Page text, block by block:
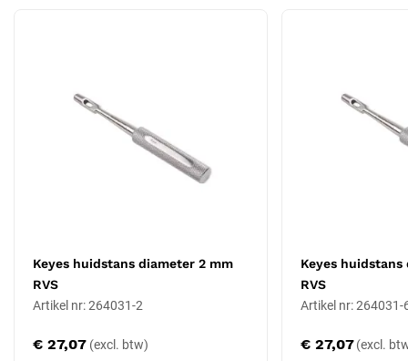
2 mm,3 mm
) geeft een klein biopt dat vaak zonder hechting
geneest; een grotere stans (
) levert meer weefsel maar
vraagt doorgaans een hechting. Deze uitvoering is 7 mm.
Toepassingen in dermatologie
verdoving; de wond wordt afhankelijk van de diameter al dan niet
gehecht.
Vervaardigd uit roestvrijstaal volgens ISO 7153-1:2016 en EN
Keyes huidstans diameter 2 mm
RVS
Artikel nr: 264031-2
€ 27,07
Keyes
RVS
Artikel nr: 264031-
€ 27,07